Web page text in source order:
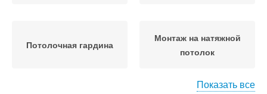
Потолочная гардина
Монтаж на натяжной
потолок
Показать все